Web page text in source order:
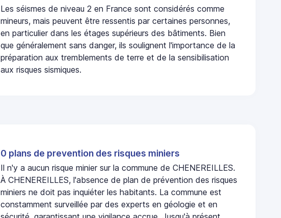
Les séismes de niveau 2 en France sont considérés comme
mineurs, mais peuvent être ressentis par certaines personnes,
en particulier dans les étages supérieurs des bâtiments. Bien
que généralement sans danger, ils soulignent l'importance de la
préparation aux tremblements de terre et de la sensibilisation
aux risques sismiques.
0 plans de prevention des risques miniers
Il n'y a aucun risque minier sur la commune de CHENEREILLES.
À CHENEREILLES, l'absence de plan de prévention des risques
miniers ne doit pas inquiéter les habitants. La commune est
constamment surveillée par des experts en géologie et en